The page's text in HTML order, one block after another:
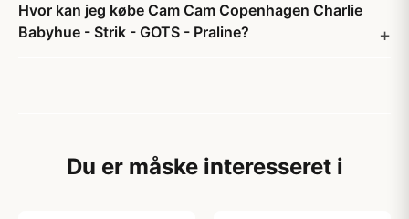
Hvor kan jeg købe Cam Cam Copenhagen Charlie
Babyhue - Strik - GOTS - Praline?
Du er måske interesseret i